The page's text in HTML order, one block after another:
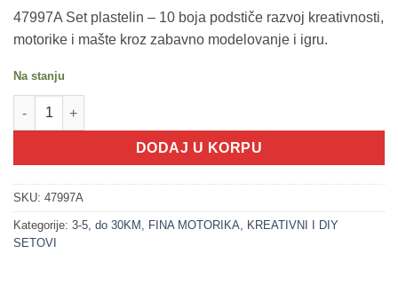
47997A Set plastelin – 10 boja podstiče razvoj kreativnosti,
motorike i mašte kroz zabavno modelovanje i igru.
Na stanju
200351 Set plastelin - 10 boja količina
DODAJ U KORPU
SKU: 47997A
Kategorije: 3-5 do 30KM FINA MOTORIKA
KREATIVNI I DIY
SETOVI